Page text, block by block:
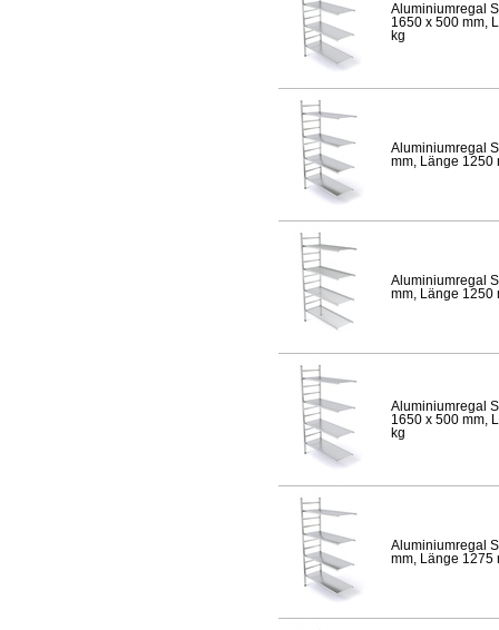
Aluminiumregal
1650 x 500 mm,
kg
Aluminiumregal
mm, Länge 1250
Aluminiumregal
mm, Länge 1250
Aluminiumregal
1650 x 500 mm,
kg
Aluminiumregal
mm, Länge 1275